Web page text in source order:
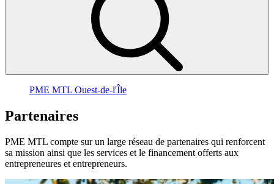
PME MTL Ouest-de-l'Île
Partenaires
PME MTL compte sur un large réseau de partenaires qui renforcent
sa mission ainsi que les services et le financement offerts aux
entrepreneures et entrepreneurs.